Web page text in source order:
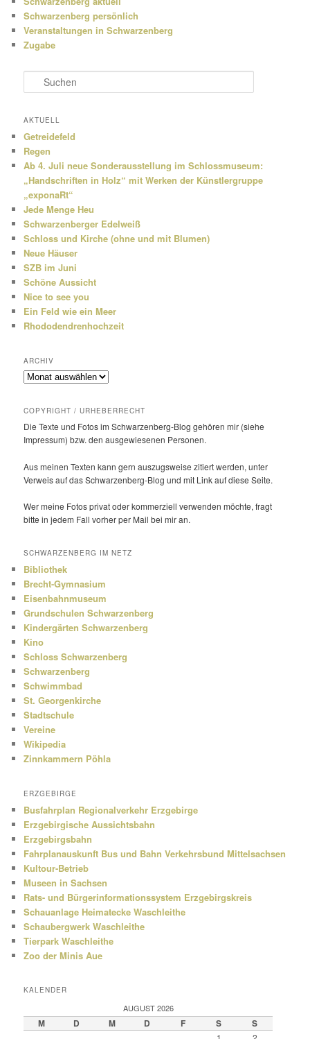
Schwarzenberg persönlich
Veranstaltungen in Schwarzenberg
Zugabe
u
h
n
AKTUELL
Getreidefeld
Regen
Ab 4. Juli neue Sonderausstellung im Schlossmuseum:
„Handschriften in Holz“ mit Werken der Künstlergruppe
„exponaRt“
Jede Menge Heu
Schwarzenberger Edelweiß
Schloss und Kirche (ohne und mit Blumen)
Neue Häuser
SZB im Juni
Schöne Aussicht
Nice to see you
Ein Feld wie ein Meer
Rhododendrenhochzeit
ARCHIV
Archiv
COPYRIGHT / URHEBERRECHT
Die Texte und Fotos im Schwarzenberg-Blog gehören mir (siehe
Impressum) bzw. den ausge­wie­senen Personen.
Aus meinen Texten kann gern auszugs­weise zitiert werden, unter
Verweis auf das Schwarzenberg-Blog und mit Link auf diese Seite.
Wer meine Fotos privat oder kommer­ziell verwenden möchte, fragt
bitte in jedem Fall vorher per Mail bei mir an.
SCHWARZENBERG IM NETZ
Bibliothek
Brecht-Gymnasium
Eisenbahnmuseum
Grundschulen Schwarzenberg
Kindergärten Schwarzenberg
Kino
Schloss Schwarzenberg
Schwarzenberg
Schwimmbad
St. Georgenkirche
Stadtschule
Vereine
Wikipedia
Zinnkammern Pöhla
ERZGEBIRGE
Busfahrplan Regionalverkehr Erzgebirge
Erzgebirgische Aussichtsbahn
Erzgebirgsbahn
Fahrplanauskunft Bus und Bahn Verkehrsbund Mittelsachsen
Kultour-Betrieb
Museen in Sachsen
Rats- und Bürgerinformationssystem Erzgebirgskreis
Schauanlage Heimatecke Waschleithe
Schaubergwerk Waschleithe
Tierpark Waschleithe
Zoo der Minis Aue
KALENDER
AUGUST 2026
M D M D F S S